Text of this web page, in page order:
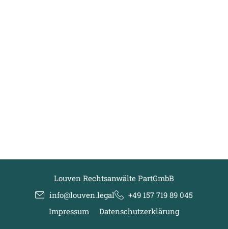
Louven Rechtsanwälte PartGmbB
info@louven.legal
+49 157 719 89 045
Impressum
Datenschutzerklärung